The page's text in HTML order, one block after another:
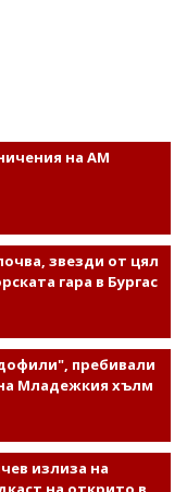
на АМ
звезди от цял
гара в Бургас
пребивали
Младежкия хълм
излиза на